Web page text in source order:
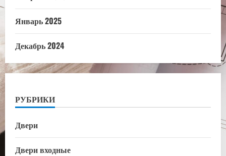
Январь 2025
Декабрь 2024
РУБРИКИ
Двери
Двери входные